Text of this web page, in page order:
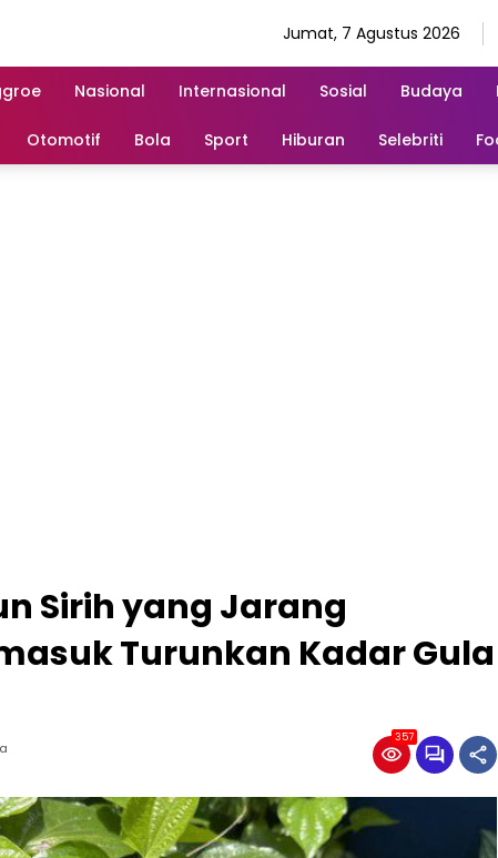
Jumat, 7 Agustus 2026
Nasional Internasional Sosial Budaya
Otomotif Bola Sport Hiburan Selebriti
Sirih yang Jarang
Turunkan Kadar Gula
357